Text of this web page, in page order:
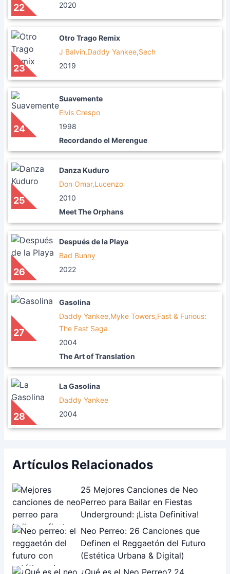
22
2020
23
Otro Trago Remix
J Balvin,Daddy Yankee,Sech
2019
24
Suavemente
Elvis Crespo
1998
Recordando el Merengue
25
Danza Kuduro
Don Omar,Lucenzo
2010
Meet The Orphans
26
Después de la Playa
Bad Bunny
2022
27
Gasolina
Daddy Yankee,Myke Towers,Fast & Furious:
The Fast Saga
2004
The Art of Translation
28
La Gasolina
Daddy Yankee
2004
Artículos Relacionados
25 Mejores Canciones de Neo
Perreo para Bailar en Fiestas
Underground: ¡Lista Definitiva!
Neo Perreo: 26 Canciones que
Definen el Reggaetón del Futuro
(Estética Urbana & Digital)
¿Qué es el Neo Perreo? 24